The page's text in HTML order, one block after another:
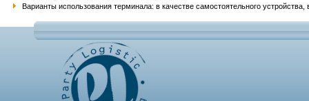
Варианты использования терминала: в качестве самостоятельного